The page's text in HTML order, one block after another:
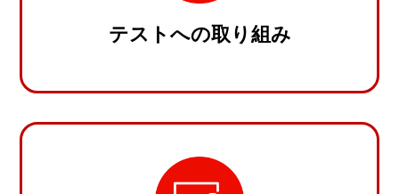
テストへの取り組み